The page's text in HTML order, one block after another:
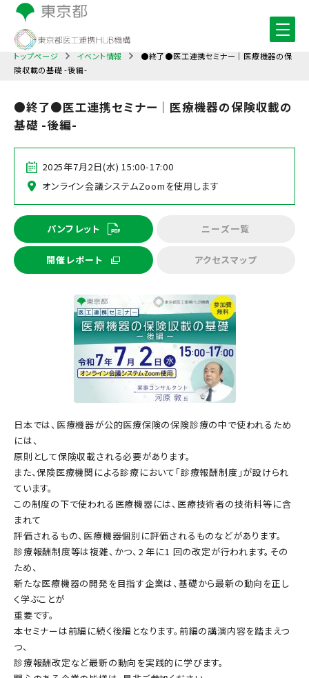
トップページ イベント情報
●終了●医工連携セミナー｜医療機器の保
険収載の基礎 -後編-
●終了●医工連携セミナー｜医療機器の保険収載の
基礎 -後編-
2025年7月2日(水) 15:00-17:00
オンライン会議システムZoomを使用します
パンフレット ニーズ一覧
開催レポート アクセスマップ
日本では、医療機器が公的医療保険の保険診療の中で使われるため
には、
原則として保険収載される必要があります。
また、保険医療機関による診療において「診療報酬制度」が設けられ
ています。
この制度の下で使われる医療機器には、医療技術者の技術料等に含
まれて
評価されるもの、医療機器個別に評価されるものなどがあります。
診療報酬制度等は複雑、かつ、2 年に1 回の改定が行われます。その
ため、
新たな医療機器の開発を目指す企業は、基礎から最新の動向を正し
く学ぶことが
重要です。
本セミナーは前編に続く後編となります。前編の講演内容を踏まえつ
つ、
診療報酬改定など最新の動向を実践的に学びます。